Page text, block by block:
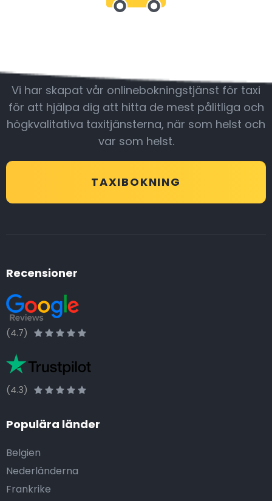
Vi har skapat vår onlinebokningstjänst för taxi
för att hjälpa dig att hitta de mest pålitliga och
högkvalitativa taxitjänsterna, när som helst och
var som helst.
TAXIBOKNING
Recensioner
(4.7)
(4.3)
Populära länder
Belgien
Nederländerna
Frankrike